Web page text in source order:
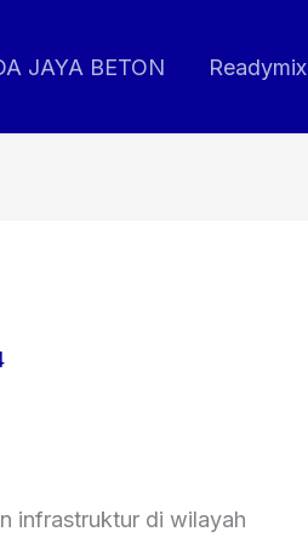
JAYA BETON Readymix
infrastruktur di wilayah